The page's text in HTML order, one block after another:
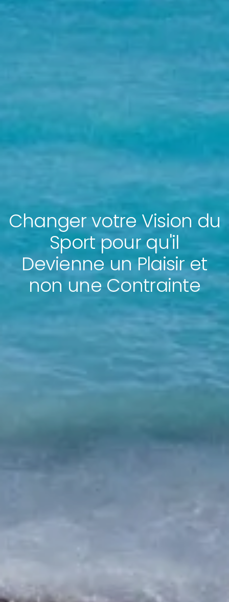
Changer votre Vision du
Sport pour qu'il
Devienne un Plaisir et
non une Contrainte